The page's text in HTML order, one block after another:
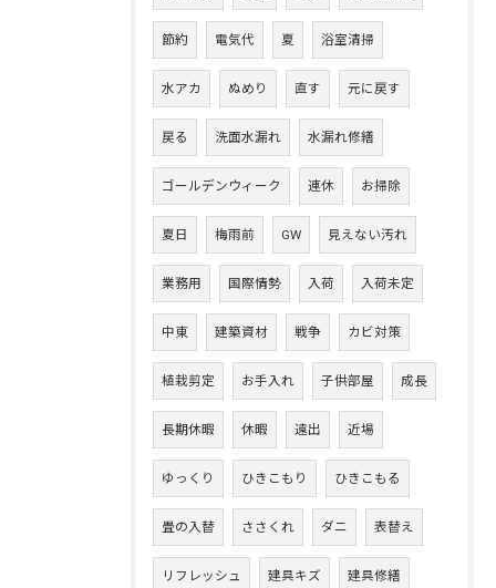
節約 電気代 夏 浴室清掃
水アカ ぬめり 直す 元に戻す
戻る 洗面水漏れ 水漏れ修繕
ゴールデンウィーク 連休 お掃除
夏日 梅雨前 GW 見えない汚れ
業務用 国際情勢 入荷 入荷未定
中東 建築資材 戦争 カビ対策
植栽剪定 お手入れ 子供部屋 成長
長期休暇 休暇 遠出 近場
ゆっくり ひきこもり ひきこもる
畳の入替 ささくれ ダニ 表替え
リフレッシュ 建具キズ 建具修繕